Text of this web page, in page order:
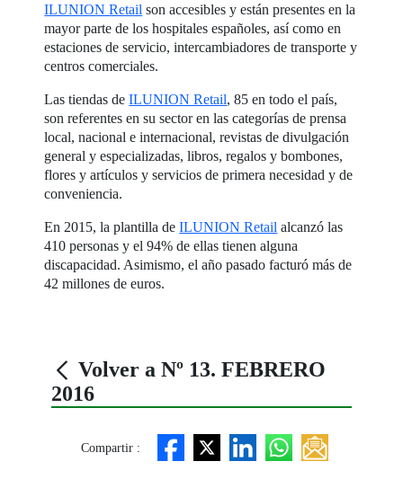
ILUNION Retail son accesibles y están presentes en la
mayor parte de los hospitales españoles, así como en
estaciones de servicio, intercambiadores de transporte y
centros comerciales.
Las tiendas deILUNION Retail, 85 en todo el país,
son referentes en su sector en las categorías de prensa
local, nacional e internacional, revistas de divulgación
general y especializadas, libros, regalos y bombones,
flores y artículos y servicios de primera necesidad y de
conveniencia.
En 2015, la plantilla deILUNION Retail alcanzó las
410 personas y el 94% de ellas tienen alguna
discapacidad. Asimismo, el año pasado facturó más de
42 millones de euros.
Volver a Nº 13. FEBRERO
2016
Compartir :